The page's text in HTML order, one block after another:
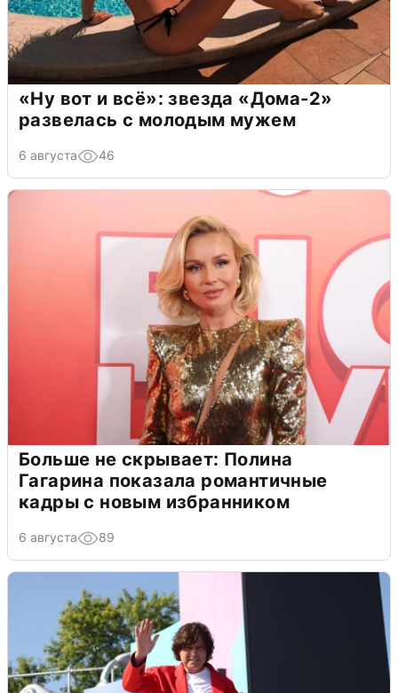
«Ну вот и всё»: звезда «Дома-2»
развелась с молодым мужем
6 августа 46
Больше не скрывает: Полина
Гагарина показала романтичные
кадры с новым избранником
6 августа 89